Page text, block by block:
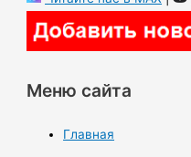
Меню сайта
Главная